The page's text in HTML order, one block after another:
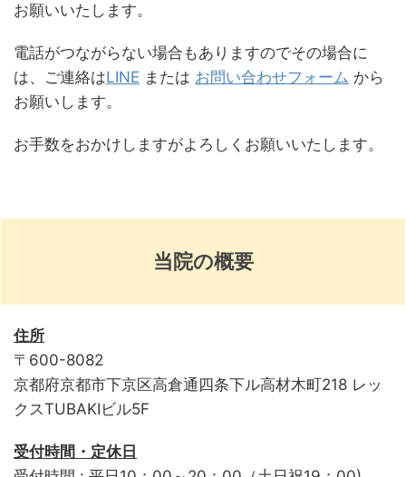
お願いいたします。
電話がつながらない場合もありますのでその場合に
は、ご連絡はLINE または お問い合わせフォーム から
お願いします。
お手数をおかけしますがよろしくお願いいたします。
当院の概要
住所
〒600-8082
京都府京都市下京区高倉通四条下ル高材木町218 レッ
クスTUBAKIビル5F
受付時間・定休日